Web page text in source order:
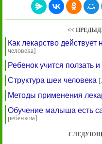
<<
Как лекарство действует
человека]
Ребенок учится ползать и
Структура шеи человека
Методы применения
Обучение малыша есть
ребенком]